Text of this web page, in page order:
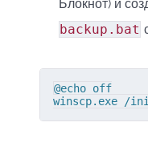
Блокнот) и
backup.bat
@echo off
winscp.exe /